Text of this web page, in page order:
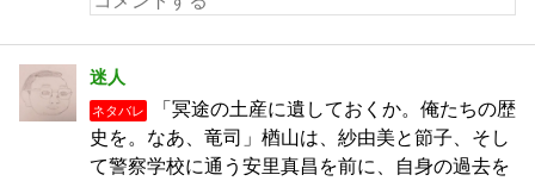
迷人
ネタバレ
「冥途の土産に遺しておくか。俺たちの歴
史を。なあ、竜司」楢山は、紗由美と節子、そし
て警察学校に通う安里真昌を前に、自身の過去を